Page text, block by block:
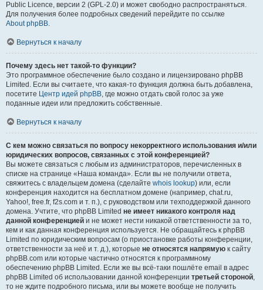
Public Licence, версии 2 (GPL-2.0) и может свободно распространяться.
Для получения более подробных сведений перейдите по ссылке
About phpBB.
Вернуться к началу
Почему здесь нет такой-то функции?
Это программное обеспечение было создано и лицензировано phpBB
Limited. Если вы считаете, что какая-то функция должна быть добавлена,
посетите Центр идей phpBB, где можно отдать свой голос за уже
поданные идеи или предложить собственные.
Вернуться к началу
С кем можно связаться по вопросу некорректного использования и/или
юридических вопросов, связанных с этой конференцией?
Вы можете связаться с любым из администраторов, перечисленных в
списке на странице «Наша команда». Если вы не получили ответа,
свяжитесь с владельцем домена (сделайте whois lookup) или, если
конференция находится на бесплатном домене (например, chat.ru,
Yahoo!, free.fr, f2s.com и т. п.), с руководством или техподдержкой данного
домена. Учтите, что phpBB Limited не имеет никакого контроля над
данной конференцией и не может нести никакой ответственности за то,
кем и как данная конференция используется. Не обращайтесь к phpBB
Limited по юридическим вопросам (о приостановке работы конференции,
ответственности за неё и т. д.), которые не относятся напрямую к сайту
phpBB.com или которые частично относятся к программному
обеспечению phpBB Limited. Если же вы всё-таки пошлёте email в адрес
phpBB Limited об использовании данной конференции третьей стороной,
то не ждите подробного письма, или вы можете вообще не получить